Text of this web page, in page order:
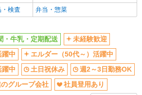
検査
弁当・惣菜
・牛乳・定期配送
未経験歓迎
躍中
エルダー（50代～）活躍中
躍中
土日祝休み
週2～3日勤務OK
のグループ会社
社員登用あり